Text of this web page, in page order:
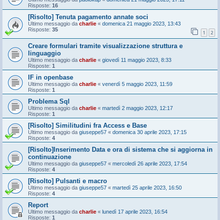
Risposte: 16
[Risolto] Tenuta pagamento annate soci
Ultimo messaggio da charlie « domenica 21 maggio 2023, 13:43
Risposte: 35 1 2
Creare formulari tramite visualizzazione struttura e
linguaggio
Ultimo messaggio da charlie « giovedì 11 maggio 2023, 8:33
Risposte: 1
IF in openbase
Ultimo messaggio da charlie « venerdì 5 maggio 2023, 11:59
Risposte: 1
Problema Sql
Ultimo messaggio da charlie « martedì 2 maggio 2023, 12:17
Risposte: 1
[Risolto] Similitudini fra Access e Base
Ultimo messaggio da giuseppe57 « domenica 30 aprile 2023, 17:15
Risposte: 4
[Risolto]Inserimento Data e ora di sistema che si aggiorna in
continuazione
Ultimo messaggio da giuseppe57 « mercoledì 26 aprile 2023, 17:54
Risposte: 4
[Risolto] Pulsanti e macro
Ultimo messaggio da giuseppe57 « martedì 25 aprile 2023, 16:50
Risposte: 4
Report
Ultimo messaggio da charlie « lunedì 17 aprile 2023, 16:54
Risposte: 1